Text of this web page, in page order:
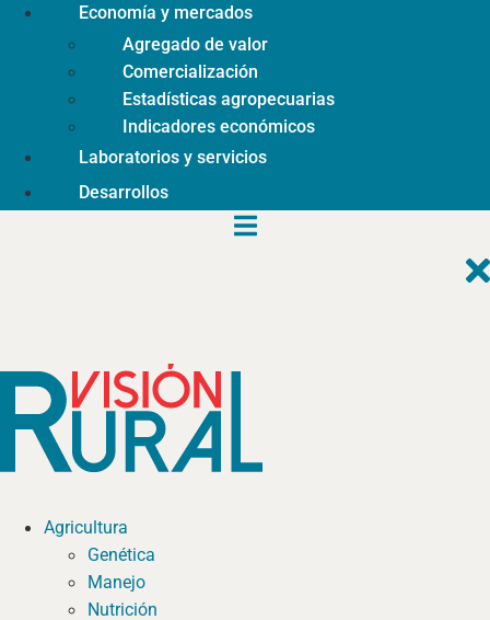
Economía y mercados
Agregado de valor
Comercialización
Estadísticas agropecuarias
Indicadores económicos
Laboratorios y servicios
Desarrollos
Agricultura
Genética
Manejo
Nutrición